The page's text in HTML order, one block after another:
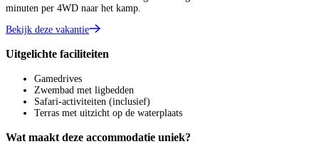
minuten per 4WD naar het kamp.
Bekijk deze vakantie
Uitgelichte faciliteiten
Gamedrives
Zwembad met ligbedden
Safari-activiteiten (inclusief)
Terras met uitzicht op de waterplaats
Wat maakt deze accommodatie uniek?